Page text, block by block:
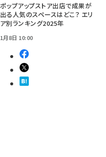
ポップアップストア出店で成果が
出る人気のスペースはどこ？ エリ
ア別ランキング2025年
1月8日 10:00